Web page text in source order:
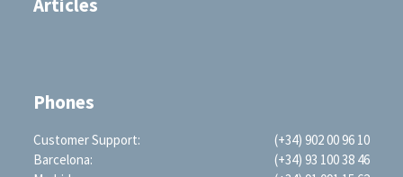
Articles
Phones
Customer Support:
(+34) 902 00 96 10
Barcelona:
(+34) 93 100 38 46